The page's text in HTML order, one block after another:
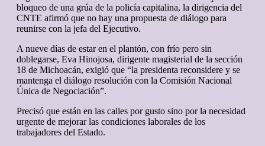
bloqueo de una grúa de la policía capitalina, la dirigencia del
CNTE afirmó que no hay una propuesta de diálogo para
reunirse con la jefa del Ejecutivo.
A nueve días de estar en el plantón, con frío pero sin
doblegarse, Eva Hinojosa, dirigente magisterial de la sección
18 de Michoacán, exigió que “la presidenta reconsidere y se
mantenga el diálogo resolución con la Comisión Nacional
Única de Negociación”.
Precisó que están en las calles por gusto sino por la necesidad
urgente de mejorar las condiciones laborales de los
trabajadores del Estado.